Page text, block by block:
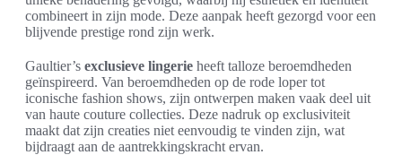
combineert in zijn mode. Deze aanpak heeft gezorgd voor een
blijvende prestige rond zijn werk.
Gaultier’s exclusieve lingerie heeft talloze beroemdheden
geïnspireerd. Van beroemdheden op de rode loper tot
iconische fashion shows, zijn ontwerpen maken vaak deel uit
van haute couture collecties. Deze nadruk op exclusiviteit
maakt dat zijn creaties niet eenvoudig te vinden zijn, wat
bijdraagt aan de aantrekkingskracht ervan.